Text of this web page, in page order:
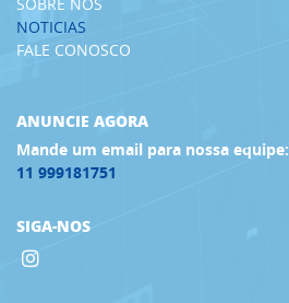
NOTICIAS
FALE CONOSCO
ANUNCIE AGORA
Mande um email para nossa equipe:
11 999181751
SIGA-NOS